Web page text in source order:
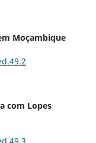
Moçambique
com Lopes